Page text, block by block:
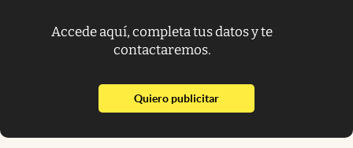
Accede aquí, completa tus datos y te
contactaremos.
Quiero publicitarabre en nueva pestaña